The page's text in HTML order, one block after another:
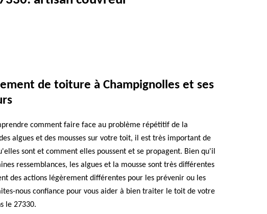
de toiture à Champignolles et ses
comment faire face au problème répétitif de la
algues et des mousses sur votre toit, il est très important de
sont et comment elles poussent et se propagent. Bien qu'il
ressemblances, les algues et la mousse sont très différentes
des actions légèrement différentes pour les prévenir ou les
nous confiance pour vous aider à bien traiter le toit de votre
le 27330.